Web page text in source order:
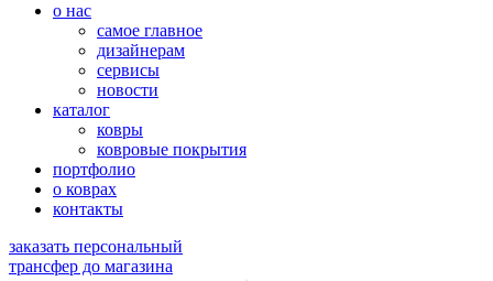
о нас
самое главное
дизайнерам
сервисы
новости
каталог
ковры
ковровые покрытия
портфолио
о коврах
контакты
заказать персональный
трансфер до магазина